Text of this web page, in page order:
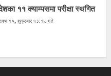
११ क्याम्पसमा परीक्षा स्थगित
१५, शुक्रबार १३:१८ गते